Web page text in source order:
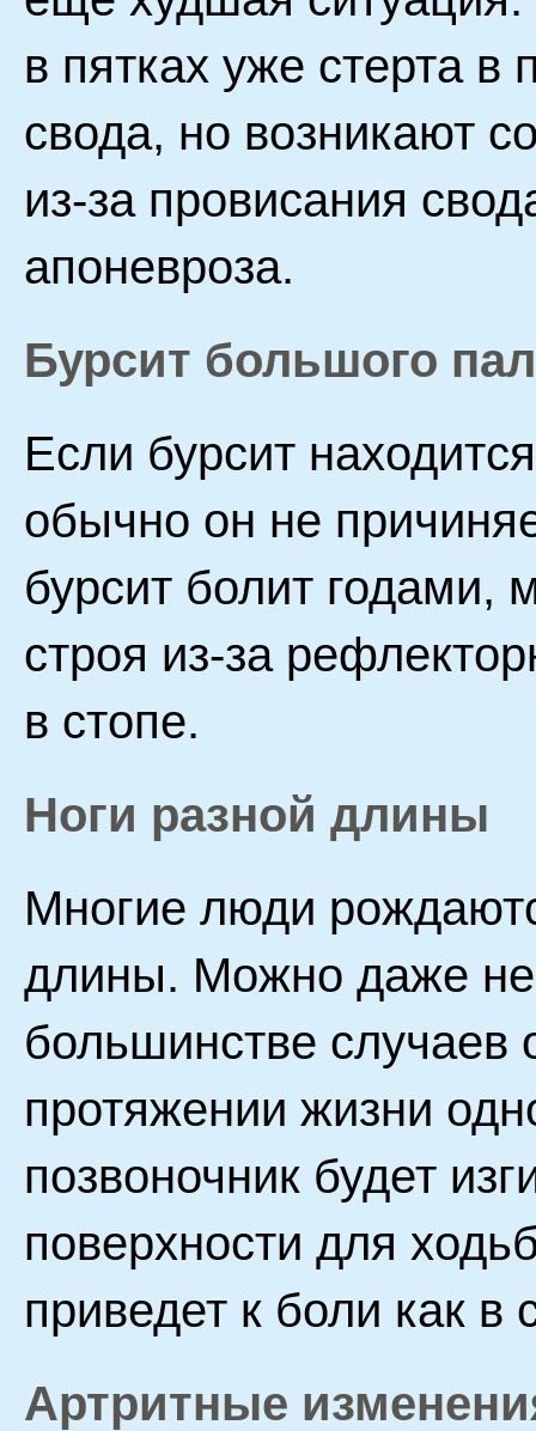
в пятках уже стерта
свода, но возникают
из-за провисания
апоневроза.
Бурсит большого
Если бурсит
обычно он не
бурсит болит
строя из-за
в стопе.
Ноги разной длины
Многие люди
длины. Можно даже не
большинстве случаев
протяжении жизни
позвоночник будет
поверхности для
приведет к боли как в
Артритные